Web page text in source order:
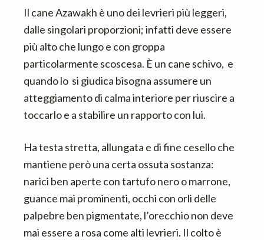
Il cane Azawakh è uno dei levrieri più leggeri,
dalle singolari proporzioni; infatti deve essere
più alto che lungo e con groppa
particolarmente scoscesa. È un cane schivo, e
quando lo si giudica bisogna assumere un
atteggiamento di calma interiore per riuscire a
toccarlo e a stabilire un rapporto con lui.
Ha testa stretta, allungata e di fine cesello che
mantiene però una certa ossuta sostanza:
narici ben aperte con tartufo nero o marrone,
guance mai prominenti, occhi con orli delle
palpebre ben pigmentate, l’orecchio non deve
mai essere a rosa come alti levrieri. Il colto è